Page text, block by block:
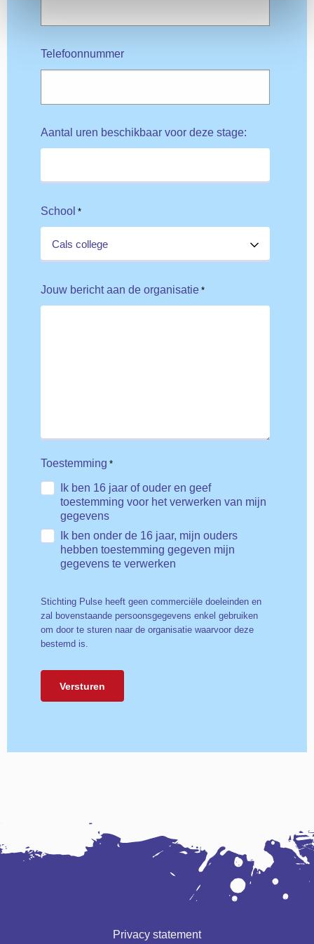
Telefoonnummer
Aantal uren beschikbaar voor deze stage:
School *
Jouw bericht aan de organisatie *
Toestemming *
Ik ben 16 jaar of ouder en geef
toestemming voor het verwerken van mijn
gegevens
Ik ben onder de 16 jaar, mijn ouders
hebben toestemming gegeven mijn
gegevens te verwerken
Stichting Pulse heeft geen commerciële doeleinden en
zal bovenstaande persoonsgegevens enkel gebruiken
om door te sturen naar de organisatie waarvoor deze
bestemd is.
Privacy statement